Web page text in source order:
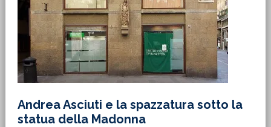
Andrea Asciuti e la spazzatura sotto la
statua della Madonna